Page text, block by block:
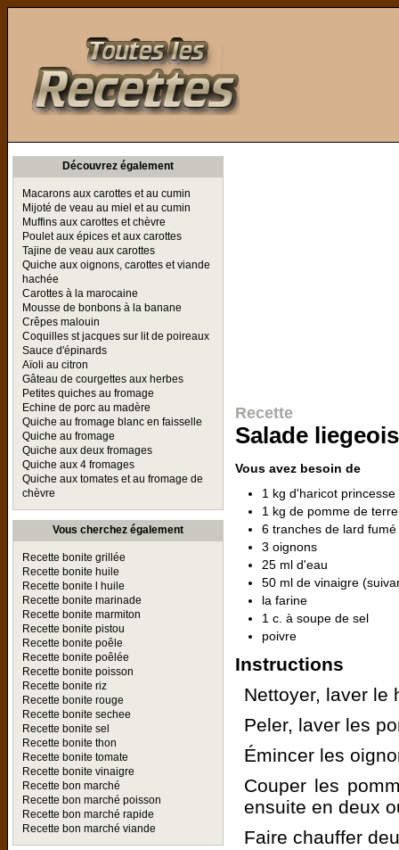
Découvrez également
Macarons aux carottes et au cumin
Mijoté de veau au miel et au cumin
Muffins aux carottes et chèvre
Poulet aux épices et aux carottes
Tajine de veau aux carottes
Quiche aux oignons, carottes et viande
hachée
Carottes à la marocaine
Mousse de bonbons à la banane
Crêpes malouin
Coquilles st jacques sur lit de poireaux
Sauce d'épinards
Aïoli au citron
Gâteau de courgettes aux herbes
Petites quiches au fromage
Echine de porc au madère
Quiche au fromage blanc en faisselle
Quiche au fromage
Quiche aux deux fromages
Quiche aux 4 fromages
Quiche aux tomates et au fromage de
chèvre
Vous cherchez également
Recette bonite grillée
Recette bonite huile
Recette bonite l huile
Recette bonite marinade
Recette bonite marmiton
Recette bonite pistou
Recette bonite poêle
Recette bonite poêlée
Recette bonite poisson
Recette bonite riz
Recette bonite rouge
Recette bonite sechee
Recette bonite sel
Recette bonite thon
Recette bonite tomate
Recette bonite vinaigre
Recette bon marché
Recette bon marché poisson
Recette bon marché rapide
Recette bon marché viande
Recette
Salade
Vous avez besoin de
1 kg d'haricot princesse
1 kg de pomme de
6 tranches de lard
3 oignons
25 ml d'eau
50 ml de vinaigre
la farine
1 c. à soupe de sel
poivre
Instructions
Nettoyer, laver le
Peler, laver les
Émincer les
Couper les
ensuite en deux
Faire chauffer